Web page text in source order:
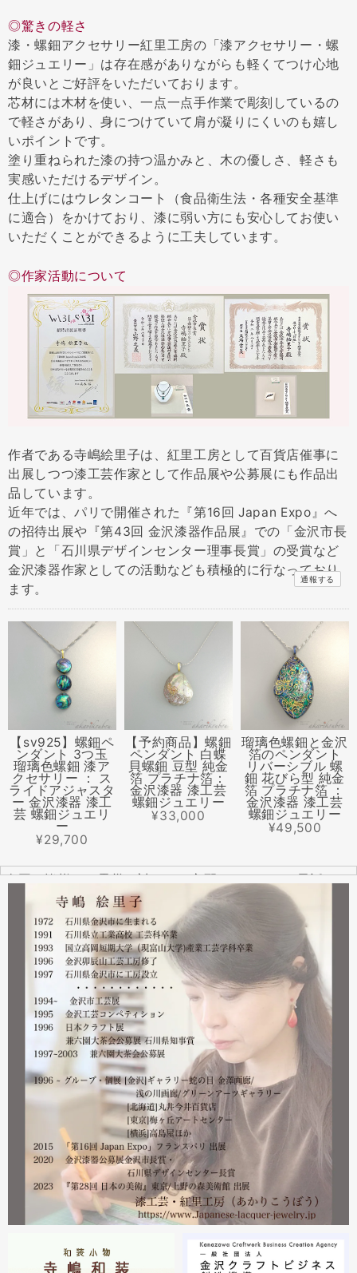
◎驚きの軽さ
漆・螺鈿アクセサリー紅里工房の「漆アクセサリー・螺
鈿ジュエリー」は存在感がありながらも軽くてつけ心地
が良いとご好評をいただいております。
芯材には木材を使い、一点一点手作業で彫刻しているの
で軽さがあり、身につけていて肩が凝りにくいのも嬉し
いポイントです。
塗り重ねられた漆の持つ温かみと、木の優しさ、軽さも
実感いただけるデザイン。
仕上げにはウレタンコート（食品衛生法・各種安全基準
に適合）をかけており、漆に弱い方にも安心してお使い
いただくことができるように工夫しています。
◎作家活動について
作者である寺嶋絵里子は、紅里工房として百貨店催事に
出展しつつ漆工芸作家として作品展や公募展にも作品出
品しています。
近年では、パリで開催された『第16回 Japan Expo』へ
の招待出展や『第43回 金沢漆器作品展』での「金沢市長
賞」と「石川県デザインセンター理事長賞」の受賞など
金沢漆器作家としての活動なども積極的に行なっており
ます。
通報する
【sv925】螺鈿ペ
ンダント 3つ玉
瑠璃色螺鈿 漆ア
クセサリー ： ス
ライドアジャスタ
ー 金沢漆器 漆工
芸 螺鈿ジュエリ
ー
¥29,700
【予約商品】螺鈿
ペンダント 白蝶
貝螺鈿 豆型 純金
箔 プラチナ箔：
金沢漆器 漆工芸
螺鈿ジュエリー
¥33,000
瑠璃色螺鈿と金沢
箔のペンダント
リバーシブル 螺
鈿 花びら型 純金
箔 プラチナ箔 ：
金沢漆器 漆工芸
螺鈿ジュエリー
¥49,500
全国の皆様より震災に対するご心配のメールやお電話をた
くさんいただきました。ありがとうございます。
幸い紅里工房にはそれほどの被害もなく、ただいま通常の
営業をしております。配送につきましても金沢から発送す
る分につきましては問題ありませんのでご安心ください。
皆様には多大なご心配をおかけしており心苦しいばかりで
はありますが、今後とも紅里工房をどうぞよろしくお願い
いたします。
漆工芸・紅里工房 寺嶋絵里子
2023.02
2月21日から27日まで 仙台三越で開催中の『第22回 金
沢・能登 美味と美技展』に出展しています。会場には作
者本人がおりますのでお近くの方はぜひ遊びにいらしてく
ださい。お待ちしております。
2月19日から23日まで 東京・上野の森美術館で開催中の
『第28回 日本の美術展』に出展しています。